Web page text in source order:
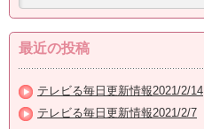
最近の投稿
テレビる毎日更新情報2021/2/14
テレビる毎日更新情報2021/2/7